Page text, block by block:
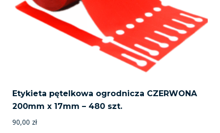
Etykieta pętelkowa ogrodnicza CZERWONA
200mm x 17mm – 480 szt.
90,00 zł